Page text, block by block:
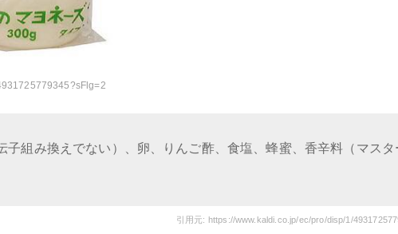
子組み換えでない）、卵、りんご酢、食塩、蜂蜜、香辛料（マスタ
引用元: https://www.kaldi.co.jp/ec/pro/disp/1/